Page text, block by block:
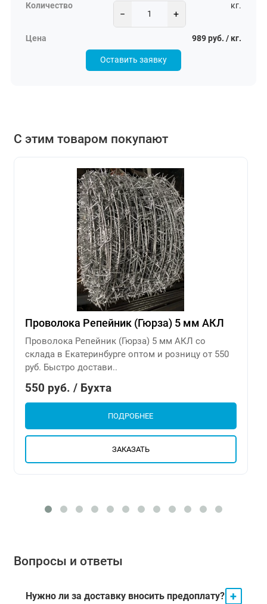
− +
кг.
989 руб. / кг.
Оставить заявку
С этим товаром покупают
Проволока Репейник (Гюрза) 5 мм АКЛ
Проволока Репейник (Гюрза) 5 мм АКЛ со
склада в Екатеринбурге оптом и розницу от 550
руб. Быстро достави..
550 руб. / Бухта
ПОДРОБНЕЕ
ЗАКАЗАТЬ
Вопросы и ответы
Нужно ли за доставку вносить предоплату? +